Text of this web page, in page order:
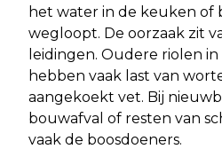
het water in de keuken of
wegloopt. De oorzaak zit
leidingen. Oudere riolen
hebben vaak last van
aangekoekt vet. Bij
bouwafval of resten van
vaak de boosdoeners.